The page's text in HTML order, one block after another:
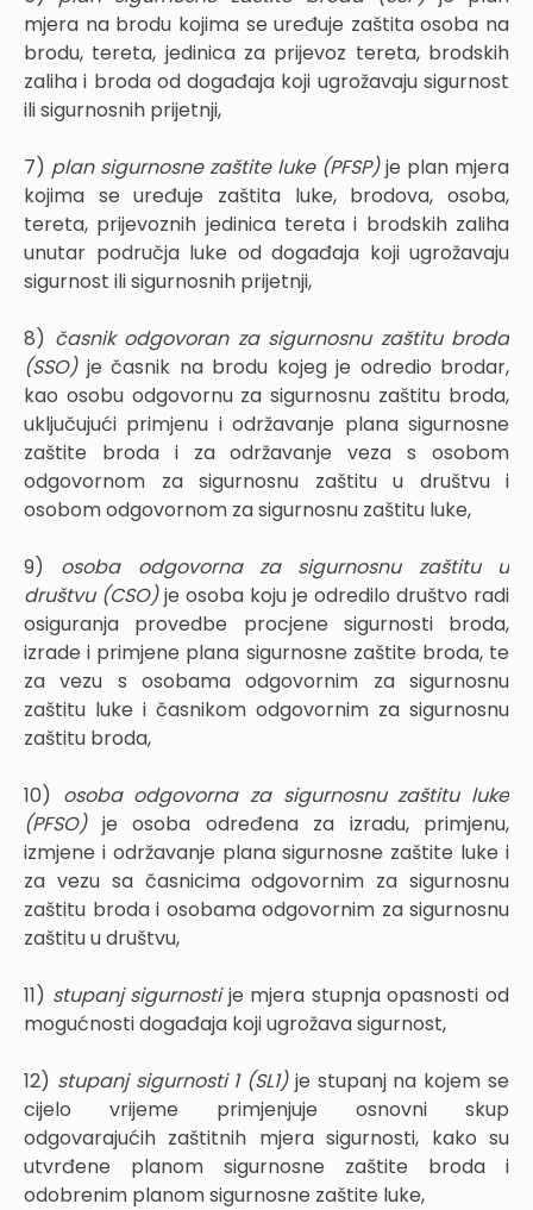
mjera na brodu kojima se uređuje zaštita osoba na
brodu, tereta, jedinica za prijevoz tereta, brodskih
zaliha i broda od događaja koji ugrožavaju sigurnost
ili sigurnosnih prijetnji,
7) plan sigurnosne zaštite luke (PFSP)je plan mjera
kojima se uređuje zaštita luke, brodova, osoba,
tereta, prijevoznih jedinica tereta i brodskih zaliha
unutar područja luke od događaja koji ugrožavaju
sigurnost ili sigurnosnih prijetnji,
8) časnik odgovoran za sigurnosnu zaštitu broda
(SSO)je časnik na brodu kojeg je odredio brodar,
kao osobu odgovornu za sigurnosnu zaštitu broda,
uključujući primjenu i održavanje plana sigurnosne
zaštite broda i za održavanje veza s osobom
odgovornom za sigurnosnu zaštitu u društvu i
osobom odgovornom za sigurnosnu zaštitu luke,
9) osoba odgovorna za sigurnosnu zaštitu u
društvu (CSO)je osoba koju je odredilo društvo radi
osiguranja provedbe procjene sigurnosti broda,
izrade i primjene plana sigurnosne zaštite broda, te
za vezu s osobama odgovornim za sigurnosnu
zaštitu luke i časnikom odgovornim za sigurnosnu
zaštitu broda,
10) osoba odgovorna za sigurnosnu zaštitu luke
(PFSO)je osoba određena za izradu, primjenu,
izmjene i održavanje plana sigurnosne zaštite luke i
za vezu sa časnicima odgovornim za sigurnosnu
zaštitu broda i osobama odgovornim za sigurnosnu
zaštitu u društvu,
11) stupanj sigurnostije mjera stupnja opasnosti od
mogućnosti događaja koji ugrožava sigurnost,
12) stupanj sigurnosti 1 (SL1)je stupanj na kojem se
cijelo vrijeme primjenjuje osnovni skup
odgovarajućih zaštitnih mjera sigurnosti, kako su
utvrđene planom sigurnosne zaštite broda i
odobrenim planom sigurnosne zaštite luke,